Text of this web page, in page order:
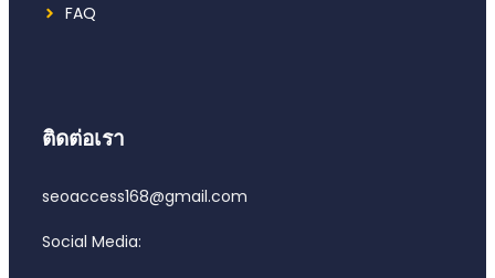
FAQ
ติดต่อเรา
seoaccess168@gmail.com
Social Media: